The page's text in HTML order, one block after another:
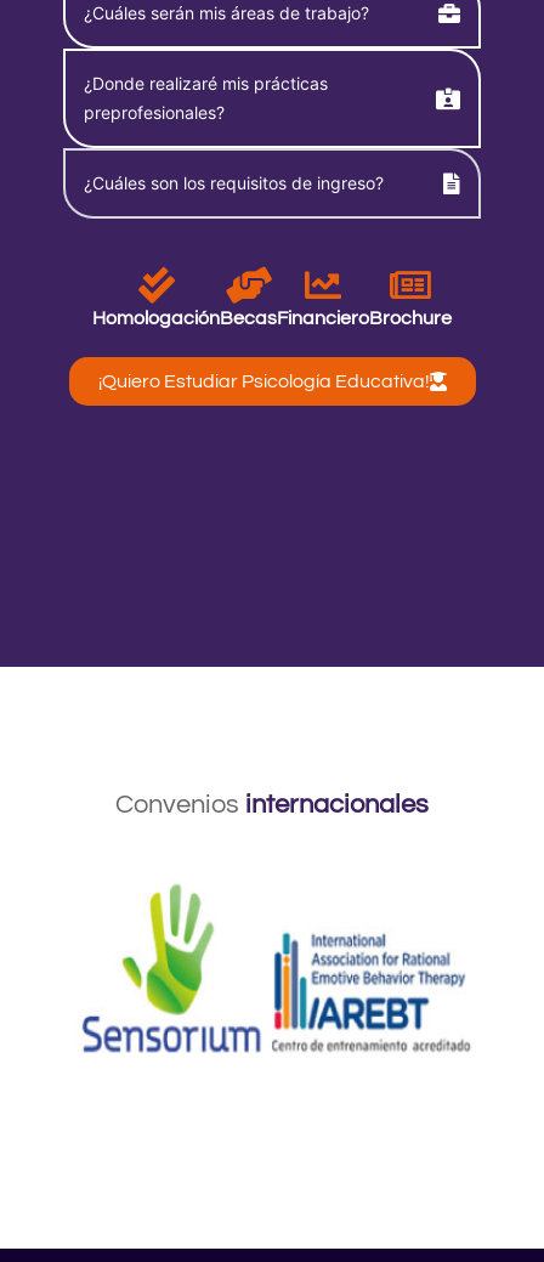
¿Cuáles serán mis áreas de trabajo?
¿Donde realizaré mis prácticas
preprofesionales?
¿Cuáles son los requisitos de ingreso?
HomologaciónBecasFinancieroBrochure
¡Quiero Estudiar Psicología Educativa!
Convenios internacionales